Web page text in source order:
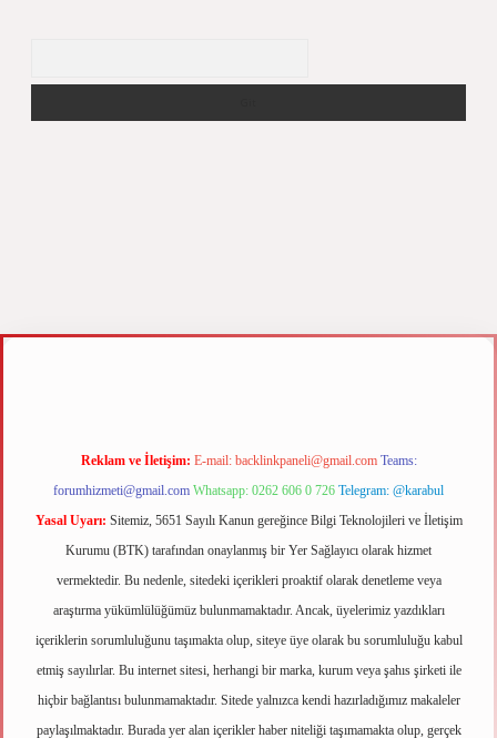
m elexbet
Reklam ve İletişim: E-mail: backlinkpaneli@gmail.com Teams:
forumhizmeti@gmail.com Whatsapp: 0262 606 0 726 Telegram: @karabul
Yasal Uyarı: Sitemiz, 5651 Sayılı Kanun gereğince Bilgi Teknolojileri ve İletişim
Kurumu (BTK) tarafından onaylanmış bir Yer Sağlayıcı olarak hizmet
vermektedir. Bu nedenle, sitedeki içerikleri proaktif olarak denetleme veya
araştırma yükümlülüğümüz bulunmamaktadır. Ancak, üyelerimiz yazdıkları
içeriklerin sorumluluğunu taşımakta olup, siteye üye olarak bu sorumluluğu kabul
etmiş sayılırlar. Bu internet sitesi, herhangi bir marka, kurum veya şahıs şirketi ile
hiçbir bağlantısı bulunmamaktadır. Sitede yalnızca kendi hazırladığımız makaleler
paylaşılmaktadır. Burada yer alan içerikler haber niteliği taşımamakta olup, gerçek